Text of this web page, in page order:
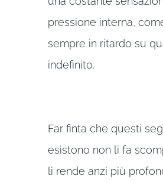
pressione interna,
sempre in ritardo su
indefinito.
Far finta che questi
esistono non li fa
li rende anzi più